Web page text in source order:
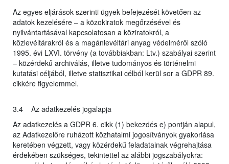
Az egyes eljárások szerinti ügyek befejezését követően az
adatok kezelésére – a közokiratok megőrzésével és
nyilvántartásával kapcsolatosan a köziratokról, a
közlevéltárakról és a magánlevéltári anyag védelméről szóló
1995. évi LXVI. törvény (a továbbiakban: Ltv.) szabályai szerint
– közérdekű archiválás, illetve tudományos és történelmi
kutatási céljából, illetve statisztikai célból kerül sor a GDPR 89.
cikkére figyelemmel.
3.4 Az adatkezelés jogalapja
Az adatkezelés a GDPR 6. cikk (1) bekezdés e) pontján alapul,
az Adatkezelőre ruházott közhatalmi jogosítványok gyakorlása
keretében végzett, vagy közérdekű feladatainak végrehajtása
érdekében szükséges, tekintettel az alábbi jogszabályokra: